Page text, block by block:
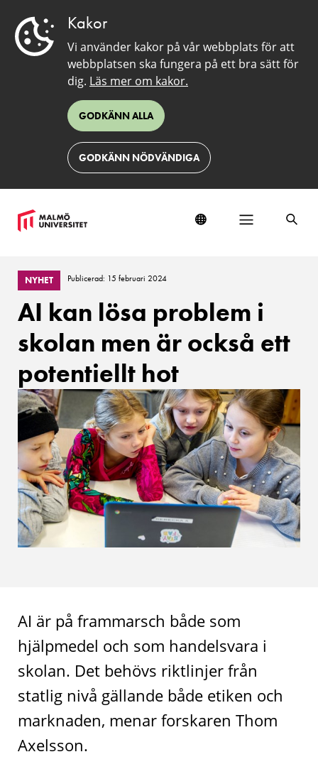
Kakor
Vi använder kakor på vår webbplats för att
webbplatsen ska fungera på ett bra sätt för
dig. Läs mer om kakor.
GODKÄNN ALLA
GODKÄNN NÖDVÄNDIGA
NYHET Publicerad: 15 februari 2024
AI kan lösa problem i
skolan men är också ett
potentiellt hot
AI är på frammarsch både som
hjälpmedel och som handelsvara i
skolan. Det behövs riktlinjer från
statlig nivå gällande både etiken och
marknaden, menar forskaren Thom
Axelsson.